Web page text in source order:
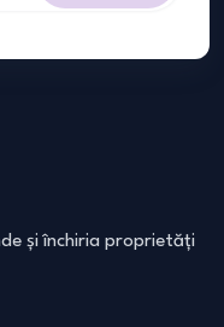
și închiria proprietăți